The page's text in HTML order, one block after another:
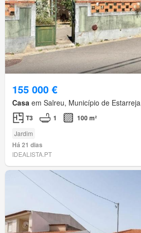
155 000 €
Casa em Salreu, Município de
T3 1 100 m²
Jardim
Há 21 dias
IDEALISTA.PT